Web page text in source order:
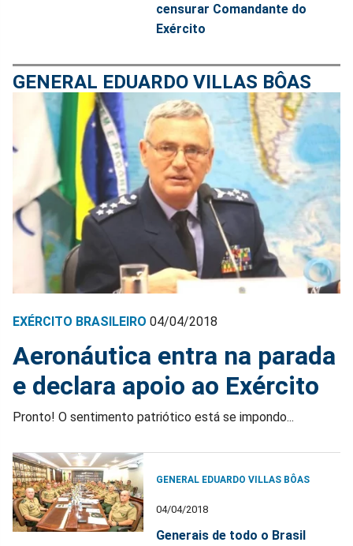
censurar Comandante do
Exército
GENERAL EDUARDO VILLAS BÔAS
EXÉRCITO BRASILEIRO 04/04/2018
Aeronáutica entra na parada
e declara apoio ao Exército
Pronto! O sentimento patriótico está se impondo...
GENERAL EDUARDO VILLAS BÔAS
04/04/2018
Generais de todo o Brasil